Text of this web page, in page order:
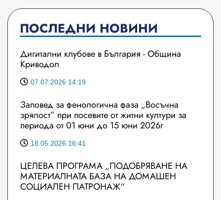
ПОСЛЕДНИ НОВИНИ
Дигитални клубове в България - Община
Криводол
07.07.2026 14:19
Заповед за фенологична фаза „Восъчна
зрялост” при посевите от житни култури за
периода от 01 юни до 15 юни 2026г
18.05.2026 16:41
ЦЕЛЕВА ПРОГРАМА „ПОДОБРЯВАНЕ НА
МАТЕРИАЛНАТА БАЗА НА ДОМАШЕН
СОЦИАЛЕН ПАТРОНАЖ“